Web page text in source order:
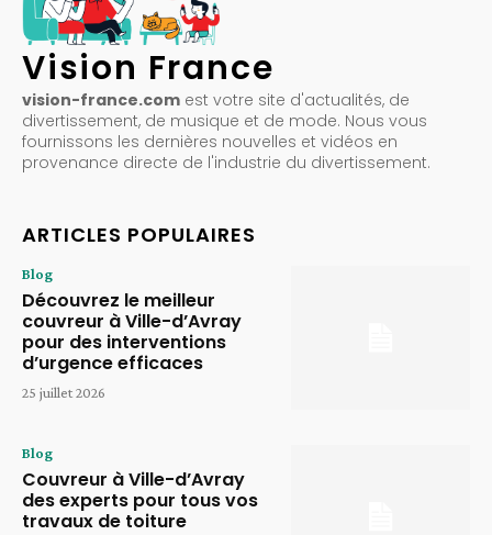
Vision France
vision-france.com est votre site d'actualités, de
divertissement, de musique et de mode. Nous vous
fournissons les dernières nouvelles et vidéos en
provenance directe de l'industrie du divertissement.
ARTICLES POPULAIRES
Blog
Découvrez le meilleur
couvreur à Ville-d’Avray
pour des interventions
d’urgence efficaces
25 juillet 2026
Blog
Couvreur à Ville-d’Avray
des experts pour tous vos
travaux de toiture